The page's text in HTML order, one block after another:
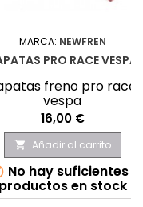
MARCA: NEWFREN
PRO RACE VESPA
freno pro race
vespa
Precio
16,00 €
 Añadir al carrito
No hay suficientes
productos en stock